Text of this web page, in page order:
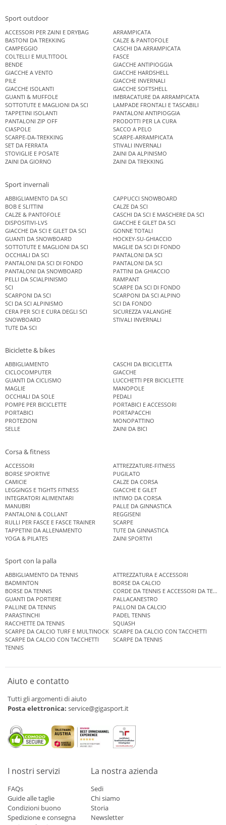
Sport outdoor
ACCESSORI PER ZAINI E DRYBAG
ARRAMPICATA
BASTONI DA TREKKING
CALZE & PANTOFOLE
CAMPEGGIO
CASCHI DA ARRAMPICATA
COLTELLI E MULTITOOL
FASCE
BENDE
GIACCHE ANTIPIOGGIA
GIACCHE A VENTO
GIACCHE HARDSHELL
PILE
GIACCHE INVERNALI
GIACCHE ISOLANTI
GIACCHE SOFTSHELL
GUANTI & MUFFOLE
IMBRACATURE DA ARRAMPICATA
SOTTOTUTE E MAGLIONI DA SCI
LAMPADE FRONTALI E TASCABILI
TAPPETINI ISOLANTI
PANTALONI ANTIPIOGGIA
PANTALONI ZIP OFF
PRODOTTI PER LA CURA
CIASPOLE
SACCO A PELO
SCARPE-DA-TREKKING
SCARPE-ARRAMPICATA
SET DA FERRATA
STIVALI INVERNALI
STOVIGLIE E POSATE
ZAINI DA ALPINISMO
ZAINI DA GIORNO
ZAINI DA TREKKING
Sport invernali
ABBIGLIAMENTO DA SCI
CAPPUCCI SNOWBOARD
BOB E SLITTINI
CALZE DA SCI
CALZE & PANTOFOLE
CASCHI DA SCI E MASCHERE DA SCI
DISPOSITIVI-LVS
GIACCHE E GILET DA SCI
GIACCHE DA SCI E GILET DA SCI
GONNE TOTALI
GUANTI DA SNOWBOARD
HOCKEY-SU-GHIACCIO
SOTTOTUTE E MAGLIONI DA SCI
MAGLIE DA SCI DI FONDO
OCCHIALI DA SCI
PANTALONI DA SCI
PANTALONI DA SCI DI FONDO
PANTALONI DA SCI
PANTALONI DA SNOWBOARD
PATTINI DA GHIACCIO
PELLI DA SCIALPINISMO
RAMPANT
SCI
SCARPE DA SCI DI FONDO
SCARPONI DA SCI
SCARPONI DA SCI ALPINO
SCI DA SCI ALPINISMO
SCI DA FONDO
CERA PER SCI E CURA DEGLI SCI
SICUREZZA VALANGHE
SNOWBOARD
STIVALI INVERNALI
TUTE DA SCI
Biciclette & bikes
ABBIGLIAMENTO
CASCHI DA BICICLETTA
CICLOCOMPUTER
GIACCHE
GUANTI DA CICLISMO
LUCCHETTI PER BICICLETTE
MAGLIE
MANOPOLE
OCCHIALI DA SOLE
PEDALI
POMPE PER BICICLETTE
PORTABICI E ACCESSORI
PORTABICI
PORTAPACCHI
PROTEZIONI
MONOPATTINO
SELLE
ZAINI DA BICI
Corsa & fitness
ACCESSORI
ATTREZZATURE-FITNESS
BORSE SPORTIVE
PUGILATO
CAMICIE
CALZE DA CORSA
LEGGINGS E TIGHTS FITNESS
GIACCHE E GILET
INTEGRATORI ALIMENTARI
INTIMO DA CORSA
MANUBRI
PALLE DA GINNASTICA
PANTALONI & COLLANT
REGGISENI
RULLI PER FASCE E FASCE TRAINER
SCARPE
TAPPETINI DA ALLENAMENTO
TUTE DA GINNASTICA
YOGA & PILATES
ZAINI SPORTIVI
Sport con la palla
ABBIGLIAMENTO DA TENNIS
ATTREZZATURA E ACCESSORI
BADMINTON
BORSE DA CALCIO
BORSE DA TENNIS
CORDE DA TENNIS E ACCESSORI DA TENNIS
GUANTI DA PORTIERE
PALLACANESTRO
PALLINE DA TENNIS
PALLONI DA CALCIO
PARASTINCHI
PADEL TENNIS
RACCHETTE DA TENNIS
SQUASH
SCARPE DA CALCIO TURF E MULTINOCK SCARPE DA CALCIO CON TACCHETTI
SCARPE DA CALCIO CON TACCHETTI
SCARPE DA TENNIS
TENNIS
Aiuto e contatto
Tutti gli argomenti di aiuto
Posta elettronica: service@gigasport.it
I nostri servizi
FAQs
Guide alle taglie
Condizioni buono
Spedizione e consegna
La nostra azienda
Sedi
Chi siamo
Storia
Newsletter